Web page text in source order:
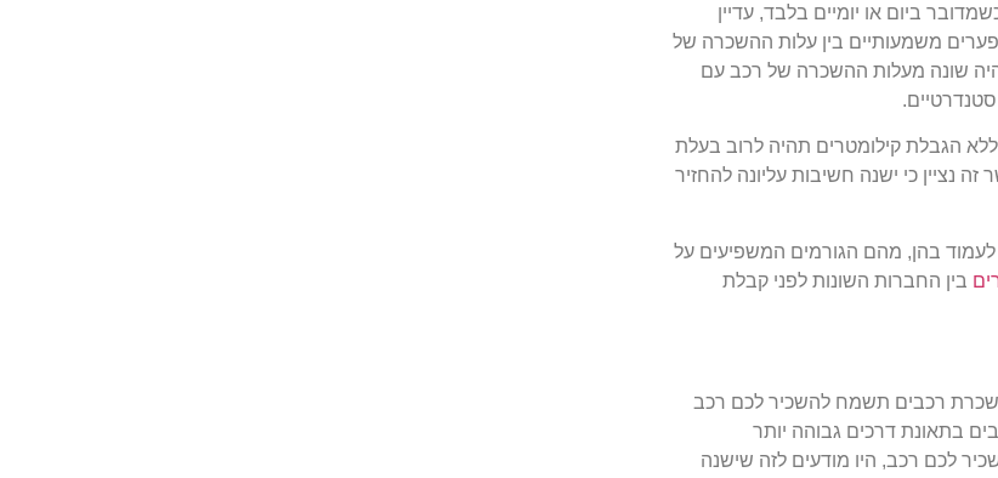
ביום או יומיים בלבד, עדיין
פערים משמעותיים בין עלות ההשכרה של
שונה מעלות ההשכרה של רכב עם
הגבלת קילומטרים תהיה לרוב בעלת
כי ישנה חשיבות עליונה להחזיר
בהן, מהם הגורמים המשפיעים על
בין החברות השונות לפני קבלת
רכבים תשמח להשכיר לכם רכב
בתאונת דרכים גבוהה יותר
לכם רכב, היו מודעים לזה שישנה